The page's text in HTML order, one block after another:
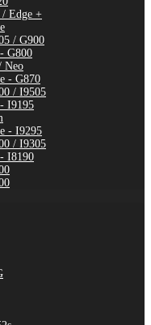
/ Edge +
/ G900
G800
Neo
- G870
/ I9505
I9195
- I9295
/ I9305
I8190